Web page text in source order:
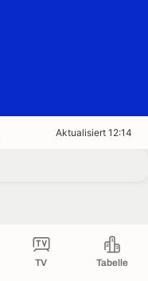
TV Tabelle
Aktualisiert 12:14